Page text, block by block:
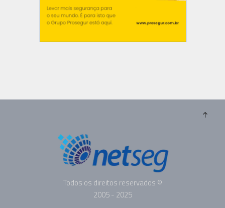
Todos os direitos reservados ©
2005 - 2025